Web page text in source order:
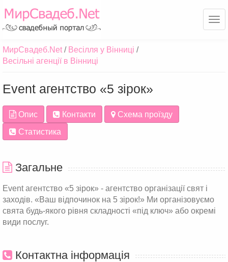
МирСвадеб.Net
Весілля у Вінниці
Весільні агенції в Вінниці
Event агентство «5 зірок»
Опис Контакти
Схема проїзду
Статистика
Загальне
Event агентство «5 зірок» - агентство організації свят і
заходів. «Ваш відпочинок на 5 зірок!» Ми організовуємо
свята будь-якого рівня складності «під ключ» або окремі
види послуг.
Контактна інформація